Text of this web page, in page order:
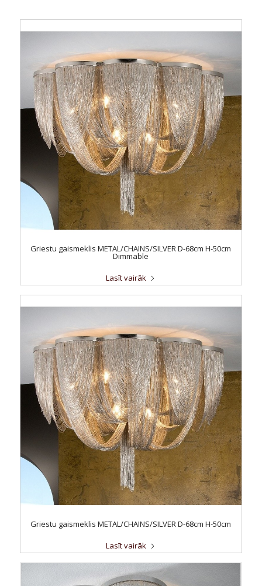
Griestu gaismeklis METAL/CHAINS/SILVER D-68cm H-50cm
Dimmable
Lasīt vairāk
Griestu gaismeklis METAL/CHAINS/SILVER D-68cm H-50cm
Lasīt vairāk